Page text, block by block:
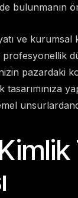
bulunmanın
ve kurumsal
profesyonellik
pazardaki